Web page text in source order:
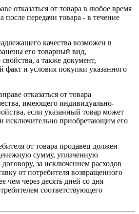
отказаться от товара в любое время
после передачи товара - в течение
качества возможен в
его товарный вид,
свойства, а также документ,
и условия покупки указанного
отказаться от товара
имеющего индивидуально-
если указанный товар может
исключительно приобретающим его
от товара продавец должен
сумму, уплаченную
за исключением расходов
от потребителя возвращенного
чем через десять дней со дня
соответствующего